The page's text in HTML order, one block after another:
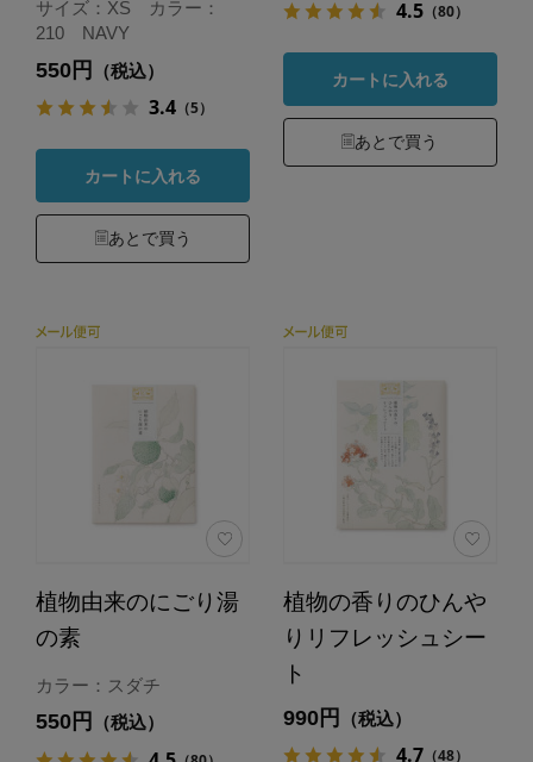
サイズ：XS カラー：
210 NAVY
550円 （税込）
3.4（5）
カートに入れる
あとで買う
4.5（80）
カートに入れる
あとで買う
植物由来のにごり湯
の素
カラー：スダチ
550円 （税込）
植物の香りのひんや
りリフレッシュシー
ト
990円 （税込）
4.7（48）